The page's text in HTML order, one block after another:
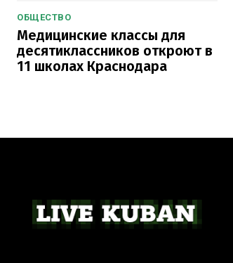
ОБЩЕСТВО
Медицинские классы для
десятиклассников откроют в
11 школах Краснодара